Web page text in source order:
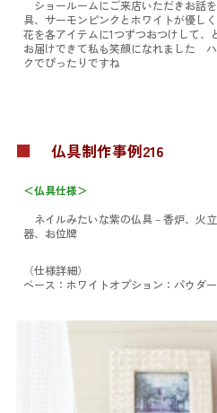
ショールームにご来店いただきお話
具、サーモンピンクとホワイトが優し
花を各アイテムに1つずつおつけして
お届けできて私も笑顔になれました
クでぴったりですね
■ 仏具制作事例216
＜仏具仕様＞
ネイルみたいな紫の仏具－香炉、火
器、お位牌
（仕様詳細）
ベース：ホワイトオプション：パウダ